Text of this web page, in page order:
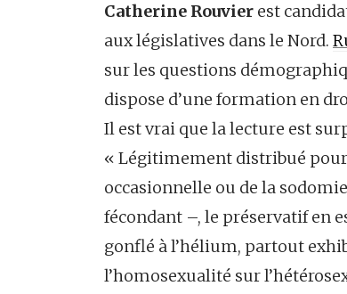
Catherine Rouvier est
aux législatives dans le Nord.
sur les questions
dispose d’une formation en
Il est vrai que la lecture est
« Légitimement distribué
occasionnelle ou de la
fécondant –, le préservatif en
gonflé à l’hélium, partout
l’homosexualité sur